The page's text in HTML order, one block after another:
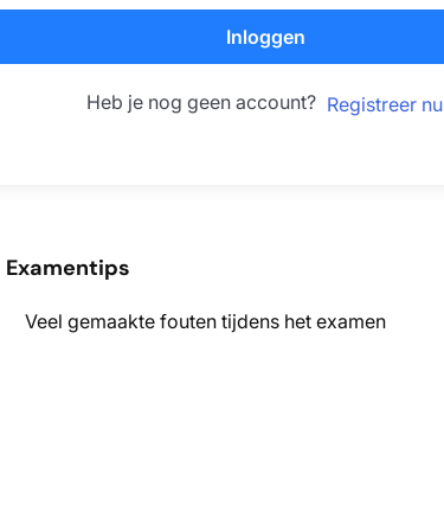
Inloggen
Heb je nog geen account? Registreer nu
Examentips
Veel gemaakte fouten tijdens het examen